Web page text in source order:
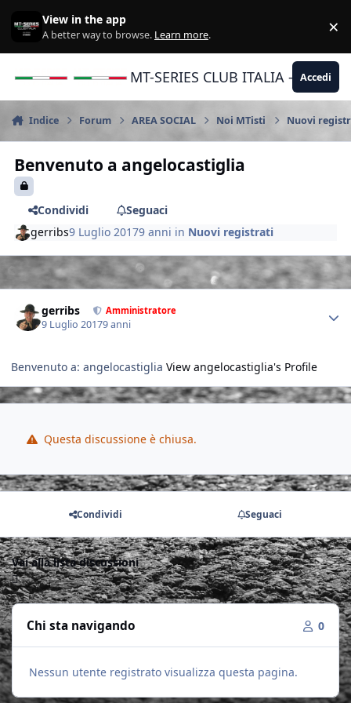
View in the app
A better way to browse. Learn more. ×
MT-SERIES CLUB ITALIA -Accedi
Indice Forum AREA SOCIAL Noi MTisti Nuovi
Benvenuto a angelocastiglia
Condividi
Seguaci
gerribs9 Luglio 20179 anni in Nuovi registrati
gerribs Amministratore
9 Luglio 20179 anni
Benvenuto a: angelocastiglia View angelocastiglia's Profile
Questa discussione è chiusa.
Condividi Seguaci
Vai alla lista discussioni
Chi sta navigando 0
Nessun utente registrato visualizza questa pagina.